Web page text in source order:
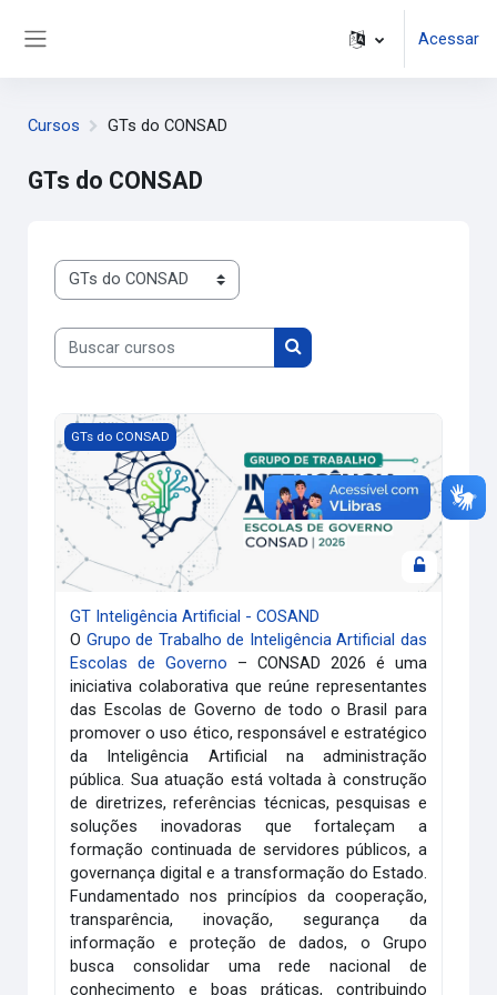
Acessar
Cursos GTs do CONSAD
GTs do CONSAD
Categorias de Cursos
Buscar cursos
Buscar cursos
Imagem do curso GT Inteligência Artificial - COSAND
GTs do CONSAD
GT Inteligência Artificial - COSAND
O Grupo de Trabalho de Inteligência Artificial das
Escolas de Governo – CONSAD 2026 é uma
iniciativa colaborativa que reúne representantes
das Escolas de Governo de todo o Brasil para
promover o uso ético, responsável e estratégico
da Inteligência Artificial na administração
pública. Sua atuação está voltada à construção
de diretrizes, referências técnicas, pesquisas e
soluções inovadoras que fortaleçam a
formação continuada de servidores públicos, a
governança digital e a transformação do Estado.
Fundamentado nos princípios da cooperação,
transparência, inovação, segurança da
informação e proteção de dados, o Grupo
busca consolidar uma rede nacional de
conhecimento e boas práticas, contribuindo